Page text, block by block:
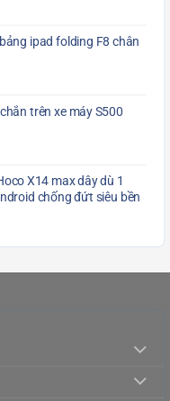
ipad folding F8 chân
trên xe máy S500
X14 max dây dù 1
chống đứt siêu bền